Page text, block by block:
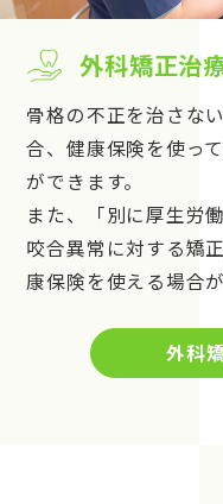
外科矯正治
骨格の不正を治さな
合、健康保険を使っ
ができます。
また、「別に厚生労
咬合異常に対する矯
康保険を使える場合が
外科